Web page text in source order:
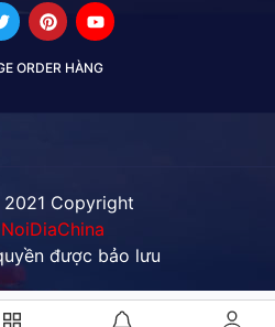
TwitterPinterestYoutube
ORDER HÀNG
Copyright
được bảo lưu